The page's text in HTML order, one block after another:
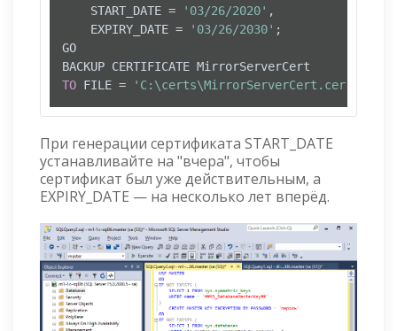
	START_DATE
= '03/26/2020' ,
	EXPIRY_DATE
= '03/26/2030' ;
GO
TO FILE = 'C:\certs\MirrorServerCert.cer'
При генерации сертификата START_DATE
устанавливайте на "вчера", чтобы
сертификат был уже действительным, а
EXPIRY_DATE — на несколько лет вперёд.